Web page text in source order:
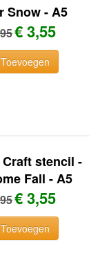
Snow - A5
€ 3,55
Craft stencil -
Fall - A5
€ 3,55